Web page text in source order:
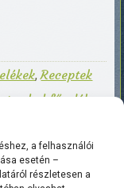
a felhasználói
esetén –
részletesen a
,Receptek
babfőzelék